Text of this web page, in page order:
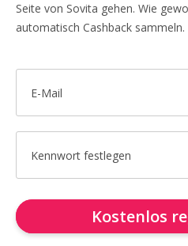
Seite von Sovita gehen. Wie
automatisch Cashback sammeln.
E-Mail
Kennwort festlegen
Kostenlos